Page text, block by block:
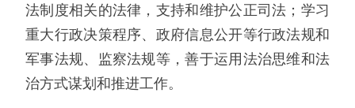
法制度相关的法律，支持和维护公正司法；学习
重大行政决策程序、政府信息公开等行政法规和
军事法规、监察法规等，善于运用法治思维和法
治方式谋划和推进工作。